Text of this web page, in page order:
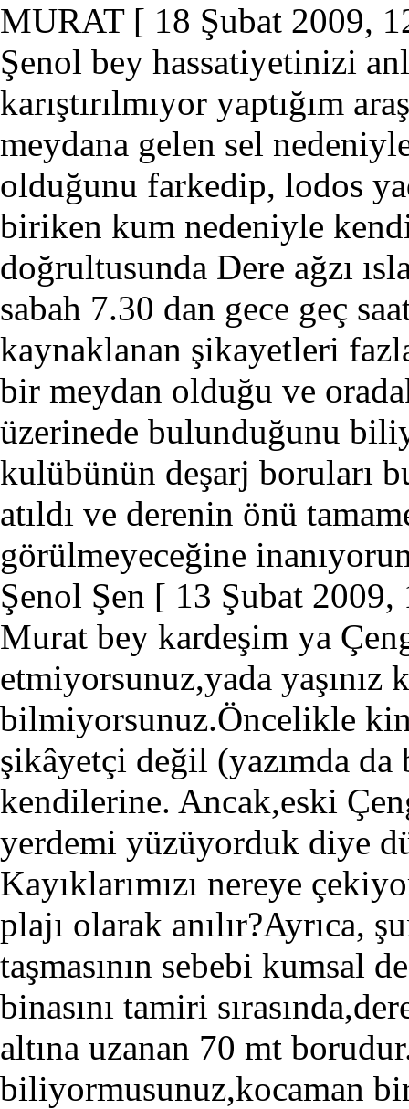
MURAT [ 18 Şubat 2009,
Şenol bey hassatiyetinizi
karıştırılmıyor yaptığım
meydana gelen sel
olduğunu farkedip, lodos
biriken kum nedeniyle
doğrultusunda Dere ağzı
sabah 7.30 dan gece geç
kaynaklanan şikayetleri
bir meydan olduğu ve
üzerinede bulunduğunu
kulübünün deşarj boruları
atıldı ve derenin önü
görülmeyeceğine
Şenol Şen [ 13 Şubat 2009,
Murat bey kardeşim ya
etmiyorsunuz,yada yaşınız
bilmiyorsunuz.Öncelikle
şikâyetçi değil (yazımda
kendilerine. Ancak,eski
yerdemi yüzüyorduk diye
Kayıklarımızı nereye
plajı olarak anılır?Ayrıca,
taşmasının sebebi kumsal
binasını tamiri
altına uzanan 70 mt
biliyormusunuz,kocaman